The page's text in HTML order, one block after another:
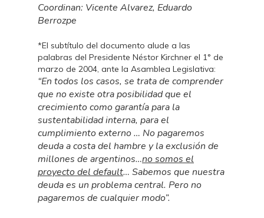
Coordinan: Vicente Alvarez, Eduardo
Berrozpe
*El subtítulo del documento alude a las
palabras del Presidente Néstor Kirchner el 1° de
marzo de 2004, ante la Asamblea Legislativa:
“En todos los casos, se trata de comprender
que no existe otra posibilidad que el
crecimiento como garantía para la
sustentabilidad interna, para el
cumplimiento externo … No pagaremos
deuda a costa del hambre y la exclusión de
millones de argentinos…no somos el
proyecto del default… Sabemos que nuestra
deuda es un problema central. Pero no
pagaremos de cualquier modo”.